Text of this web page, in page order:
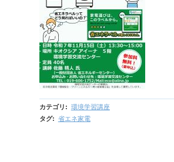
カテゴリ : 環境学習講座
タグ: 省エネ家電